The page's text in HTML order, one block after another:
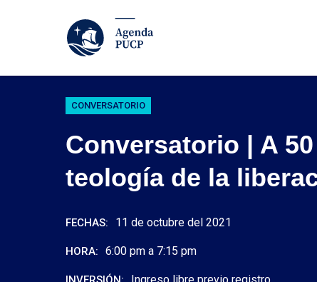
CONVERSATORIO
Conversatorio | A
teología de la
FECHAS: 11 de octubre del 2021
HORA: 6:00 pm a 7:15 pm